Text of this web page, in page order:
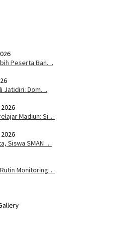
Peserta Ban…
Jatidiri: Dom…
Madiun: Si…
Siswa SMAN …
Monitoring…